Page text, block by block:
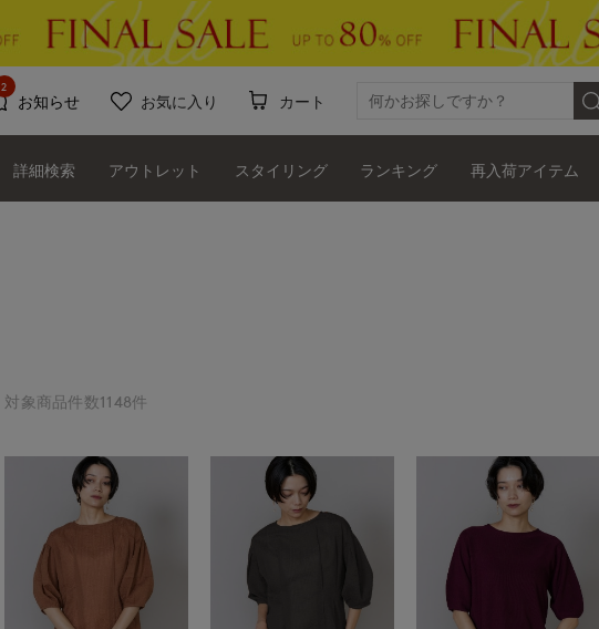
お知らせ
2
お気に入り カート
詳細検索 アウトレット スタイリング ランキング 再入荷アイテム
対象商品件数1148件